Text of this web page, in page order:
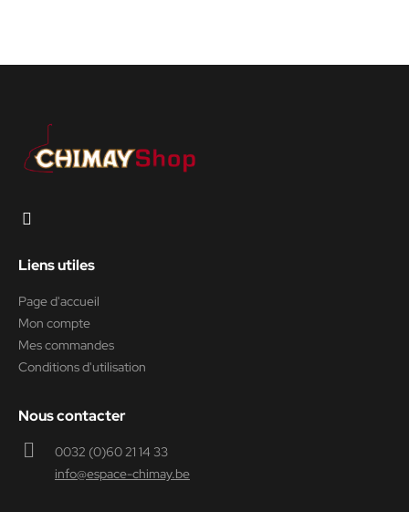
Liens utiles
Page d'accueil
Mon compte
Mes commandes
Conditions d'utilisation
Nous contacter
0032 (0)60 21 14 33
info@espace-chimay.be